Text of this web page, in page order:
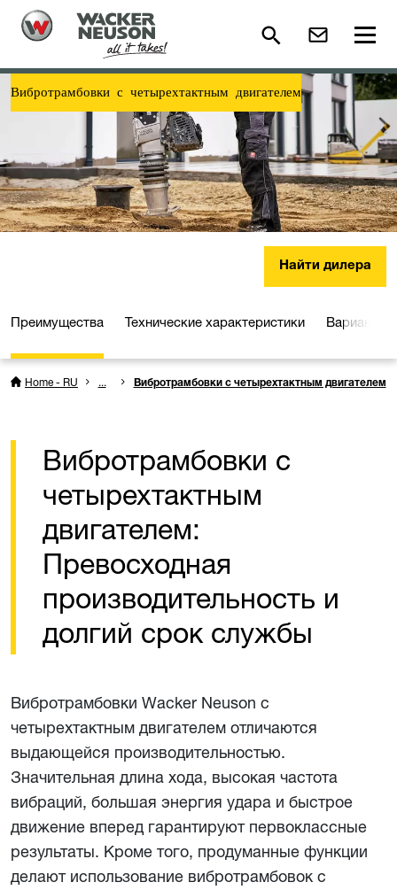
Вибротрамбовки с четырехтактным двигателем
Найти дилера
Преимущества Технические характеристики Варианты
Home - RU ... Вибротрамбовки с четырехтактным двигателем
Вибротрамбовки с
четырехтактным
двигателем:
Превосходная
производительность и
долгий срок службы
Вибротрамбовки Wacker Neuson с
четырехтактным двигателем отличаются
выдающейся производительностью.
Значительная длина хода, высокая частота
вибраций, большая энергия удара и быстрое
движение вперед гарантируют первоклассные
результаты. Кроме того, продуманные функции
делают использование вибротрамбовок с